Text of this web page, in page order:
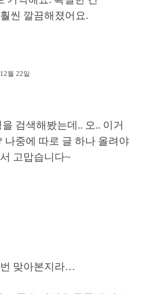
씬 깔끔해졌어요.
월 22일
검색해봤는데.. 오.. 이거
나중에 따로 글 하나 올려야
고맙습니다~
맞아본지라…